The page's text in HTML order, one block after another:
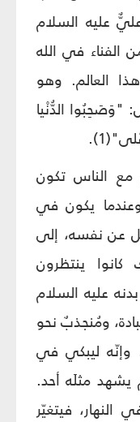
عليه السلام
الفناء في الله
العالم. وهو
الدُّنْيا
مع الناس تكون
يكون في
عن نفسه، إلى
ينتظرون
عليه السلام
ومُنجذبٌ نحو
وإنّه ليبكي في
يشهد مثلَه أحد.
فيتغيّر